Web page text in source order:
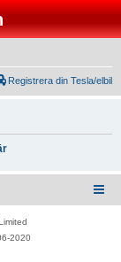
Registrera din Tesla/elbil
2020